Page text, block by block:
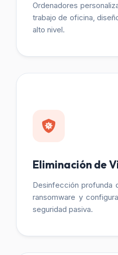
Ordenadores
trabajo de oficina,
alto nivel.
Eliminación de
Desinfección profunda
ransomware y
seguridad pasiva.